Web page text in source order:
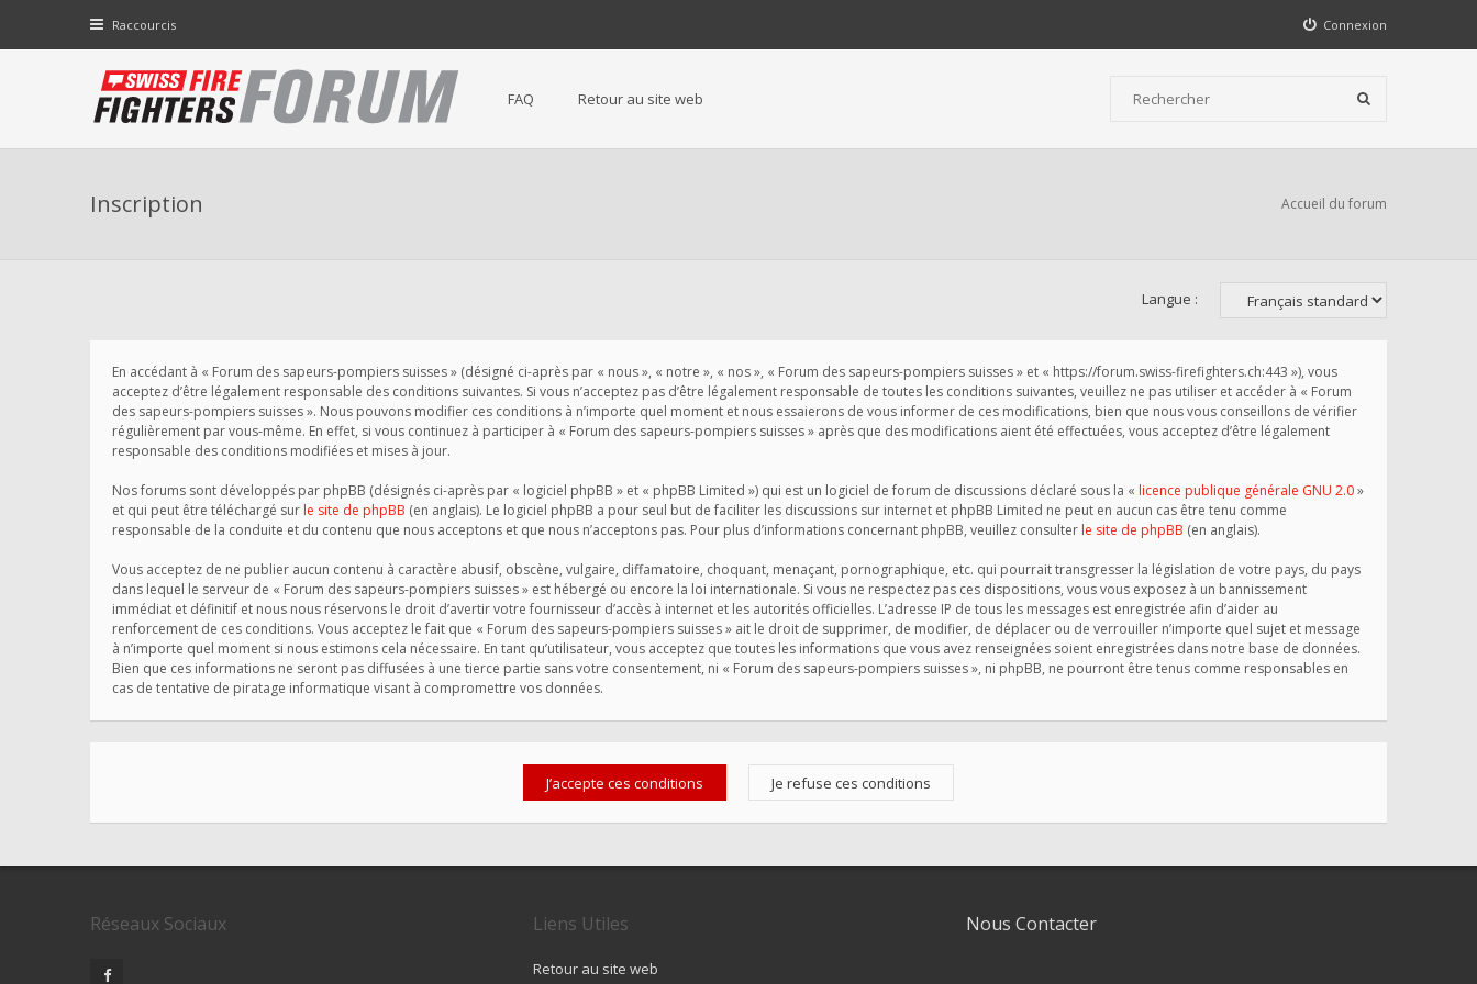
Raccourcis Connexion
FAQ Retour au site web
Inscription Accueil du forum
Langue :
En accédant à « Forum des sapeurs-pompiers suisses » (désigné ci-après par « nous », « notre », « nos », « Forum des sapeurs-pompiers suisses » et « https://forum.swiss-firefighters.ch:443 »), vous
acceptez d’être légalement responsable des conditions suivantes. Si vous n’acceptez pas d’être légalement responsable de toutes les conditions suivantes, veuillez ne pas utiliser et accéder à « Forum
des sapeurs-pompiers suisses ». Nous pouvons modifier ces conditions à n’importe quel moment et nous essaierons de vous informer de ces modifications, bien que nous vous conseillons de vérifier
régulièrement par vous-même. En effet, si vous continuez à participer à « Forum des sapeurs-pompiers suisses » après que des modifications aient été effectuées, vous acceptez d’être légalement
responsable des conditions modifiées et mises à jour.
Nos forums sont développés par phpBB (désignés ci-après par « logiciel phpBB » et « phpBB Limited ») qui est un logiciel de forum de discussions déclaré sous la « licence publique générale GNU 2.0»
et qui peut être téléchargé sur le site de phpBB (en anglais). Le logiciel phpBB a pour seul but de faciliter les discussions sur internet et phpBB Limited ne peut en aucun cas être tenu comme
responsable de la conduite et du contenu que nous acceptons et que nous n’acceptons pas. Pour plus d’informations concernant phpBB, veuillez consulter le site de phpBB (en anglais).
Vous acceptez de ne publier aucun contenu à caractère abusif, obscène, vulgaire, diffamatoire, choquant, menaçant, pornographique, etc. qui pourrait transgresser la législation de votre pays, du pays
dans lequel le serveur de « Forum des sapeurs-pompiers suisses » est hébergé ou encore la loi internationale. Si vous ne respectez pas ces dispositions, vous vous exposez à un bannissement
immédiat et définitif et nous nous réservons le droit d’avertir votre fournisseur d’accès à internet et les autorités officielles. L’adresse IP de tous les messages est enregistrée afin d’aider au
renforcement de ces conditions. Vous acceptez le fait que « Forum des sapeurs-pompiers suisses » ait le droit de supprimer, de modifier, de déplacer ou de verrouiller n’importe quel sujet et message
à n’importe quel moment si nous estimons cela nécessaire. En tant qu’utilisateur, vous acceptez que toutes les informations que vous avez renseignées soient enregistrées dans notre base de données.
Bien que ces informations ne seront pas diffusées à une tierce partie sans votre consentement, ni « Forum des sapeurs-pompiers suisses », ni phpBB, ne pourront être tenus comme responsables en
cas de tentative de piratage informatique visant à compromettre vos données.
Réseaux Sociaux Liens Utiles
Retour au site web
Nous Contacter